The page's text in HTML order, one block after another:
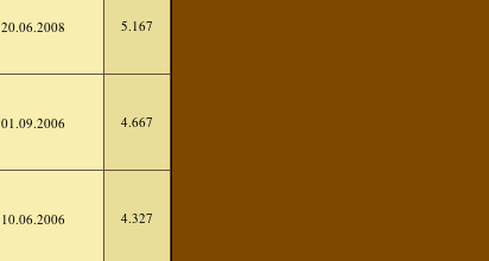
20.06.2008 5.167
01.09.2006 4.667
10.06.2006 4.327